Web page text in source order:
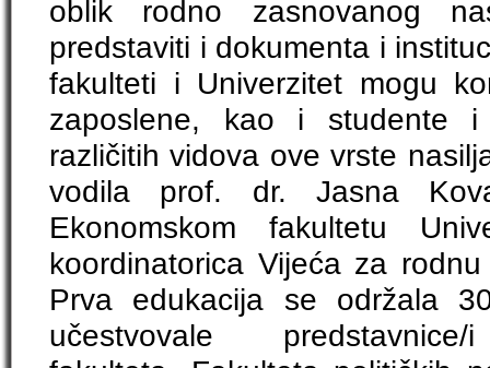
oblik rodno zasnovanog
predstaviti i dokumenta i
fakulteti i Univerzitet mogu
zaposlene, kao i studente
različitih vidova ove vrste
vodila prof. dr. Jasna
Ekonomskom fakultetu
koordinatorica Vijeća za
Prva edukacija se održala
učestvovale